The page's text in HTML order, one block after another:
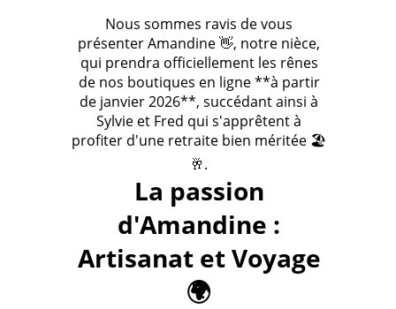
Nous sommes ravis de vous
présenter Amandine 👋, notre nièce,
qui prendra officiellement les rênes
de nos boutiques en ligne **à partir
de janvier 2026**, succédant ainsi à
Sylvie et Fred qui s'apprêtent à
profiter d'une retraite bien méritée 🏖️
🥂.
La passion
d'Amandine :
Artisanat et Voyage
🌍